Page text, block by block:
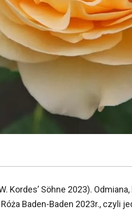
Kordes’ Söhne 2023).
Baden-Baden 2023r., czyli